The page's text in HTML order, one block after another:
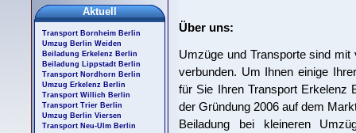
Über uns:
Umzüge und Transporte sind
verbunden. Um Ihnen einige
für Sie Ihren Transport Erkelenz
der Gründung 2006 auf dem
Beiladung bei kleineren
Aktuell
Transport Bornheim Berlin
Umzug Berlin Weiden
Beiladung Erkelenz Berlin
Beiladung Lippstadt Berlin
Transport Nordhorn Berlin
Umzug Erkelenz Berlin
Transport Willich Berlin
Transport Trier Berlin
Umzug Berlin Viersen
Transport Neu-Ulm Berlin